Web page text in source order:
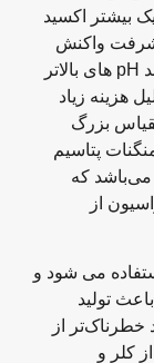
بیشتر اکسید‌
واکنش
سریع بوده و بستگی زیادی به pH محیط دارند pH های بالاتر
هزینه زیاد
بزرگ
پتاسیم
که
از
می شود و
تولید
از
کلر و